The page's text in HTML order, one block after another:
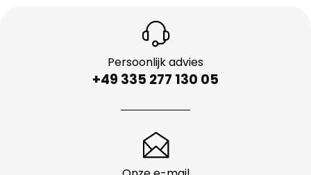
Persoonlijk advies
+49 335 277 130 05